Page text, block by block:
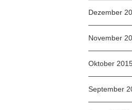
Dezember
November
Oktober
September